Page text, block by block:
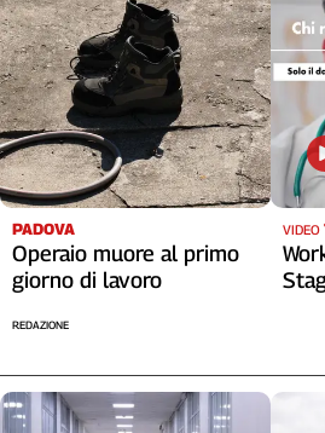
PADOVA
Operaio muore al primo
giorno di lavoro
REDAZIONE
VIDEO